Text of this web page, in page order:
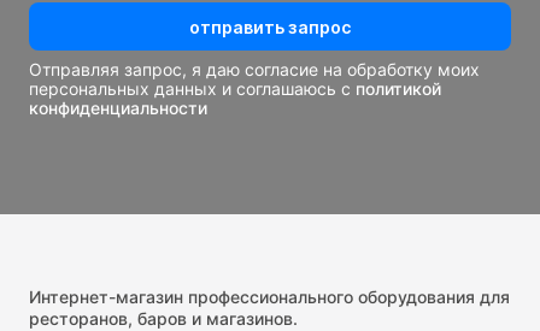
отправить запрос
Отправляя запрос, я даю согласие на обработку моих
персональных данных и соглашаюсь с политикой
конфиденциальности
Интернет-магазин профессионального оборудования для
ресторанов, баров и магазинов.